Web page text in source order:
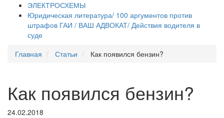
ЭЛЕКТРОСХЕМЫ
Юридическая литература/ 100 аргументов против
штрафов ГАИ / ВАШ АДВОКАТ/ Действия водителя в
суде
Главная
Статьи Как появился бензин?
Как появился бензин?
24.02.2018